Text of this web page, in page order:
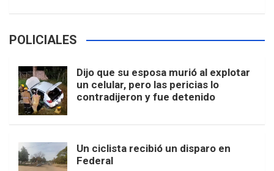
POLICIALES
Dijo que su esposa murió al explotar
un celular, pero las pericias lo
contradijeron y fue detenido
Un ciclista recibió un disparo en
Federal